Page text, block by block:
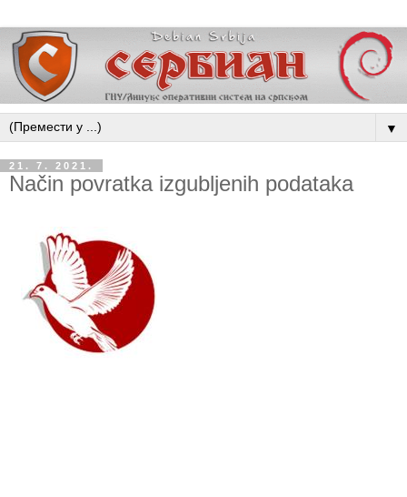
▼
21. 7. 2021.
Način povratka izgubljenih podataka